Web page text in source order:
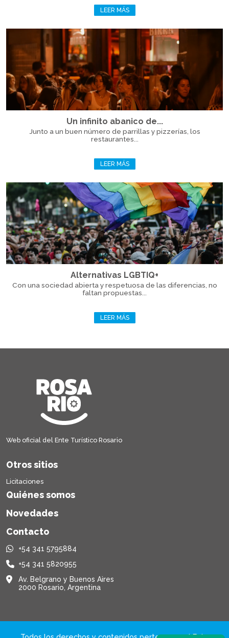
LEER MÁS
Un infinito abanico de...
Junto a un buen número de parrillas y pizzerías, los
restaurantes...
LEER MÁS
Alternativas LGBTIQ+
Con una sociedad abierta y respetuosa de las diferencias, no
faltan propuestas...
LEER MÁS
Web oficial del Ente Turístico Rosario
Otros sitios
Licitaciones
Quiénes somos
Novedades
Contacto
+54 341 5795884
+54 341 5820955
Av. Belgrano y Buenos Aires
2000 Rosario, Argentina